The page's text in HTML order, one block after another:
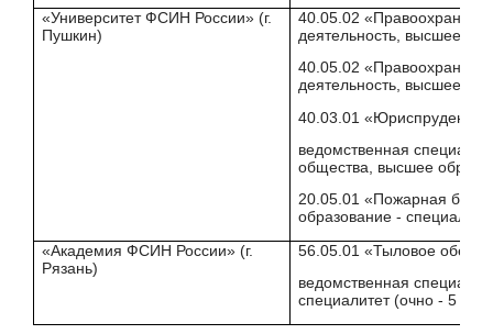
«Университет ФСИН России» (г.
Пушкин)
40.05.02
деятельность, высшее
40.05.02
деятельность, высшее
40.03.01
ведомственная
общества, высшее
20.05.01 «Пожарная
образование -
«Академия ФСИН России» (г.
Рязань)
56.05.01 «Тыловое
ведомственная
специалитет (очно - 5